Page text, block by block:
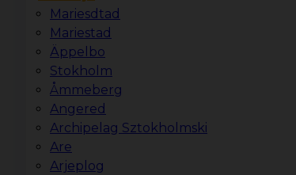
Mariesdtad
Mariestad
Äppelbo
Stokholm
Åmmeberg
Angered
Archipelag Sztokholmski
Are
Arjeplog